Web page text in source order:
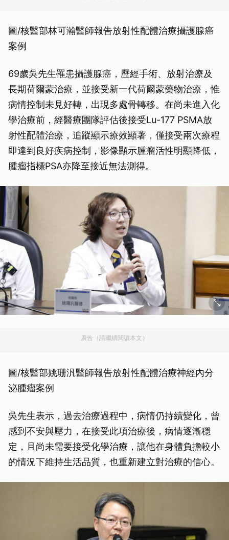
圖/核醫部林可瀚醫師報告放射性配體治療攝護腺癌
案例
69歲吳先生罹患攝護腺癌，歷經手術、放射治療及
長期荷爾蒙治療，並接受新一代荷爾蒙藥物治療，惟
病情控制未見好轉，出現多處骨轉移。在尚未進入化
學治療前，經醫療團隊評估後接受Lu-177 PSMA放
射性配體治療，追蹤顯示療效顯著，僅接受兩次療程
即達到良好疾病控制，影像顯示腫瘤活性明顯降低，
腫瘤指標PSA亦降至接近無法測得。
廣告（請繼續閱讀本文）
圖/核醫部姚珊汎醫師報告放射性配體治療神經內分
泌腫瘤案例
吳先生表示，過去治療過程中，病情仍持續變化，曾
感到不安與壓力，在接受此項治療後，病情逐漸穩
定，且尚未需要接受化學治療，讓他在身體負擔較小
的情況下維持生活品質，也重新建立對治療的信心。